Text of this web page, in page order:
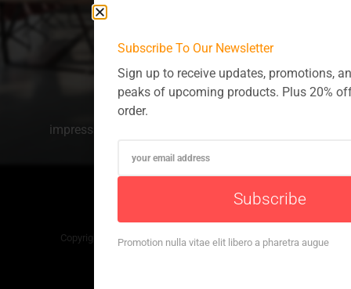
impressum
Copyright © 2026 Darrel Wilson. All Rights Reserved.
Subscribe To Our Newsletter
Sign up to receive updates, promotions,
peaks of upcoming products. Plus 20%
order.
Subscribe
Promotion nulla vitae elit libero a pharetra augue